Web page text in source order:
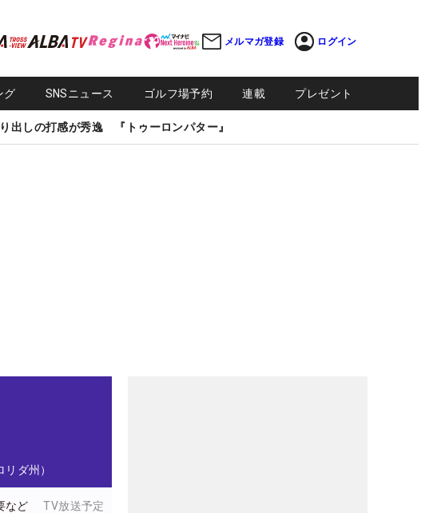
メルマガ登録 ログイン
グ SNSニュース ゴルフ場予約 連載 プレゼント
出しの打感が秀逸 『トゥーロンパター』
ダ州）
など TV放送予定